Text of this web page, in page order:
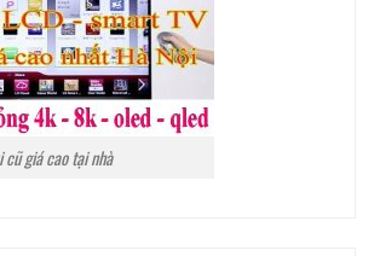
giá cao tại nhà